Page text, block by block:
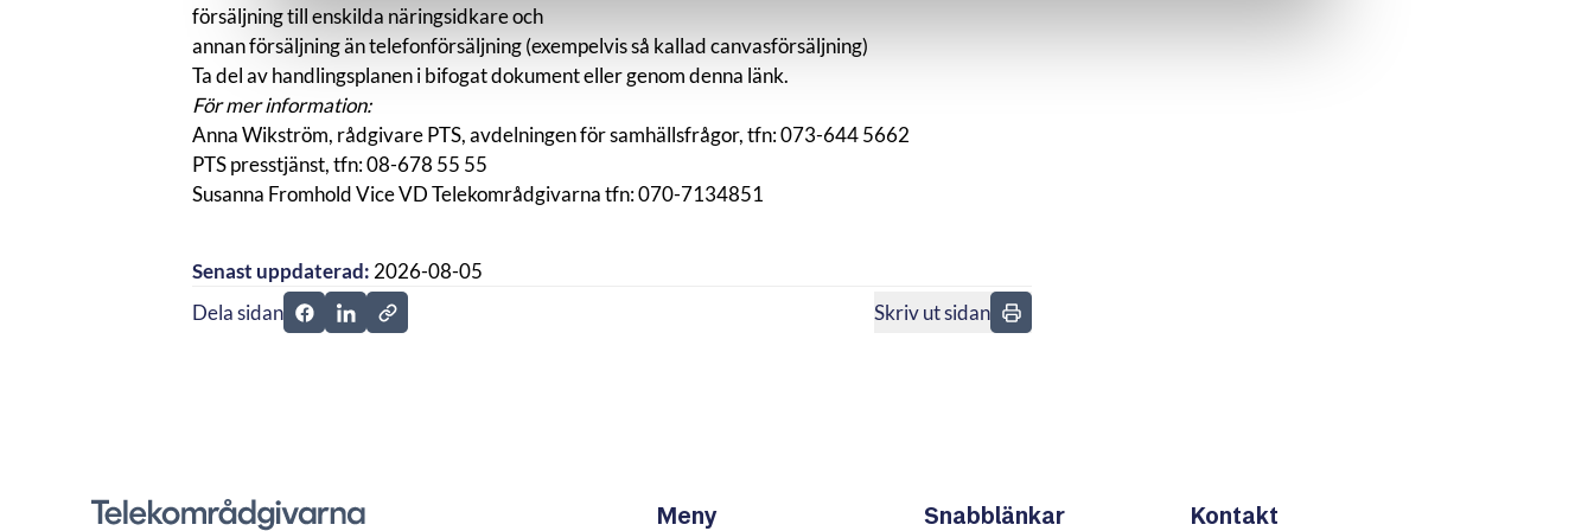
försäljning till enskilda näringsidkare och
annan försäljning än telefonförsäljning (exempelvis så kallad canvasförsäljning)
Ta del av handlingsplanen i bifogat dokument eller genom denna länk.
För mer information:
Anna Wikström, rådgivare PTS, avdelningen för samhällsfrågor, tfn: 073-644 5662
PTS presstjänst, tfn: 08-678 55 55
Susanna Fromhold Vice VD Telekområdgivarna tfn: 070-7134851
Senast uppdaterad: 2026-08-05
Dela sidan
Dela sidan på Facebook
Dela sidan på Linkedin
Skriv ut sidan
Meny Snabblänkar Kontakt